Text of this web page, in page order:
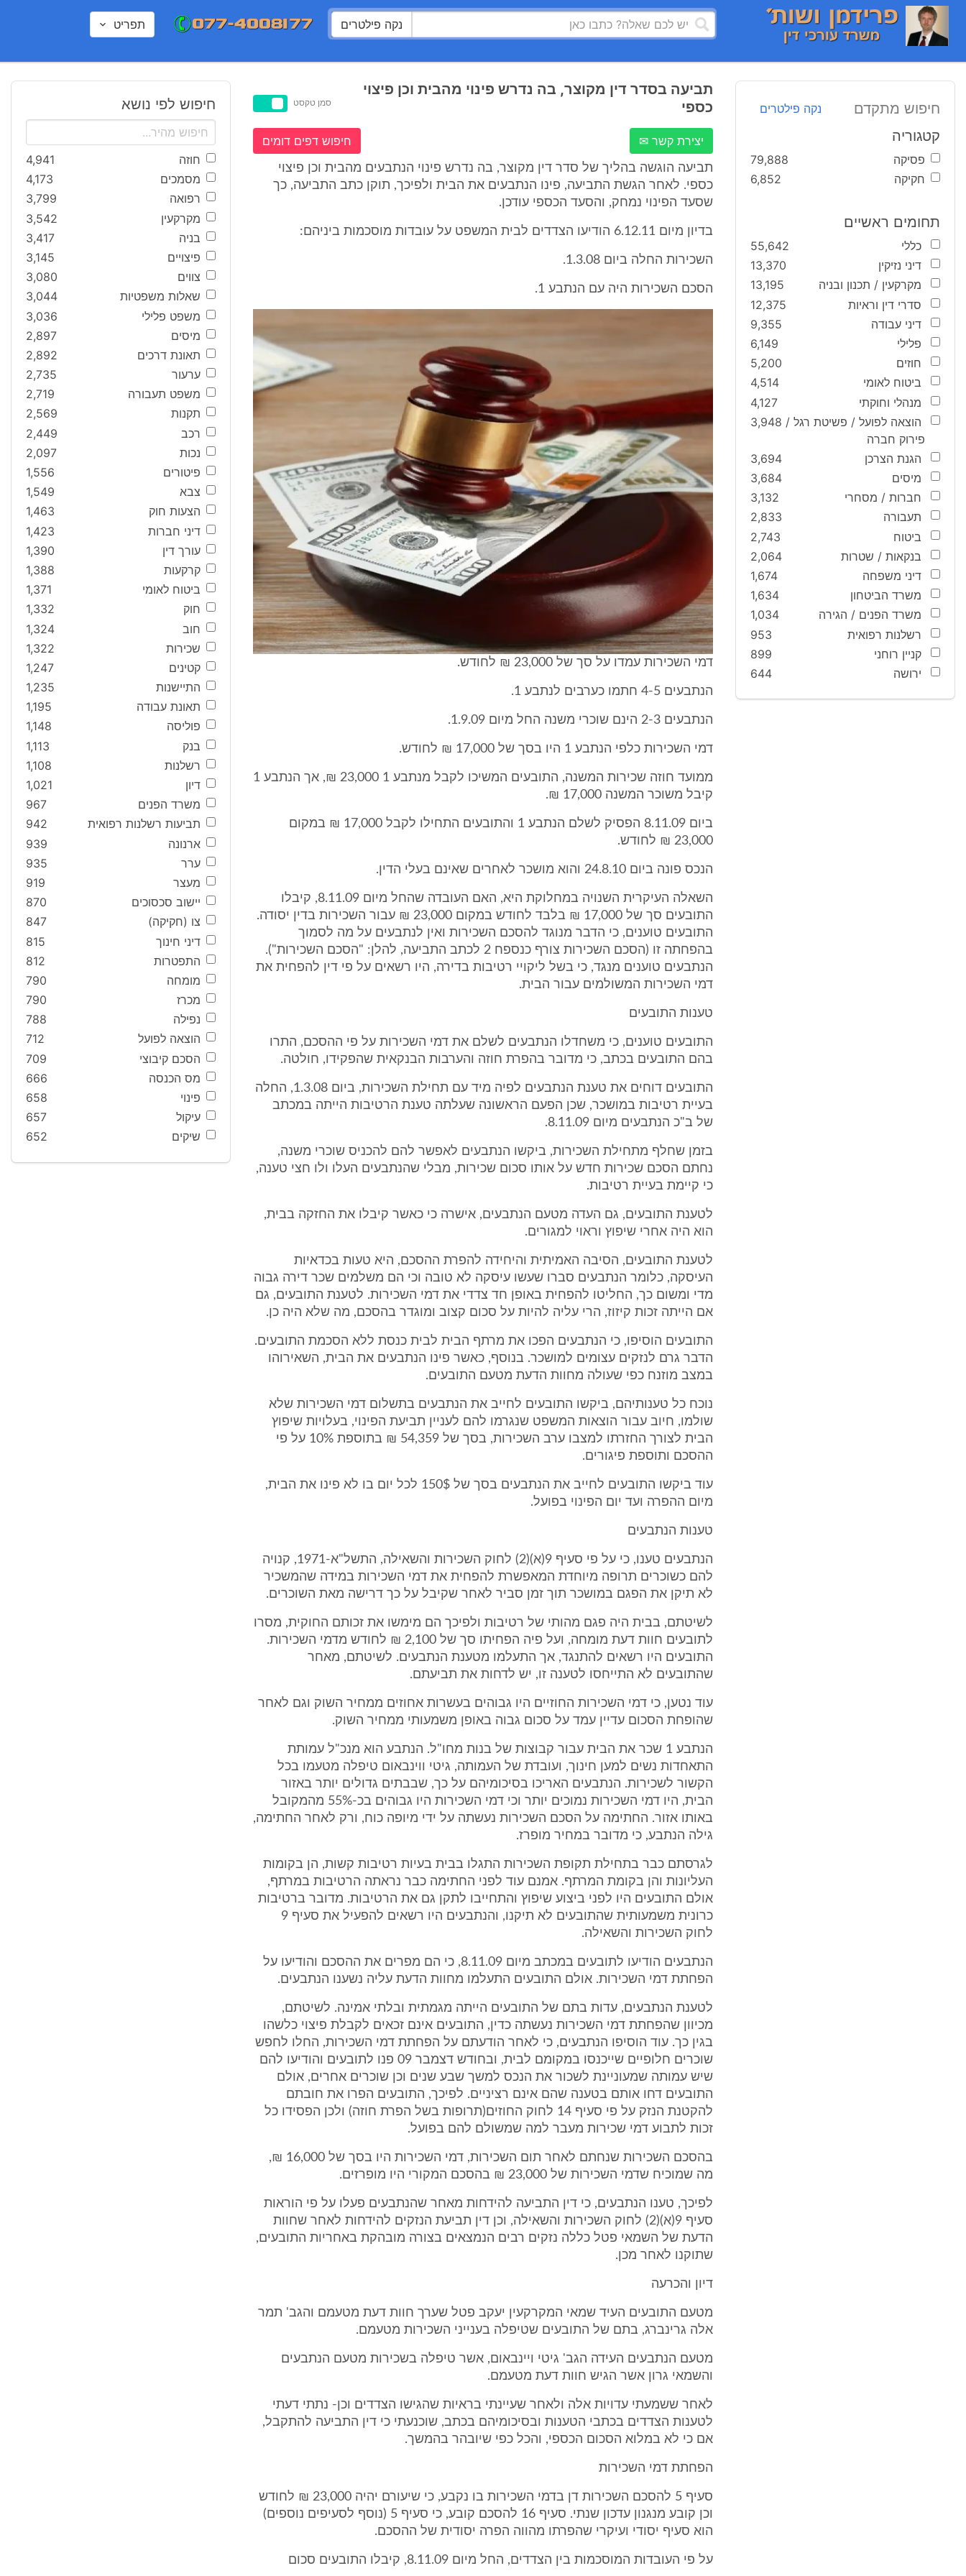
נקה פילטרים תפריט
חיפוש מתקדם נקה פילטרים
קטגוריה
פסיקה
79,888
חקיקה
6,852
תחומים ראשיים
כללי
55,642
דיני נזיקין
13,370
מקרקעין / תכנון ובניה
13,195
סדרי דין וראיות
12,375
דיני עבודה
9,355
פלילי
6,149
חוזים
5,200
ביטוח לאומי
4,514
מנהלי וחוקתי
4,127
הוצאה לפועל / פשיטת רגל /
פירוק חברה
3,948
הגנת הצרכן
3,694
מיסים
3,684
חברות / מסחרי
3,132
תעבורה
2,833
ביטוח
2,743
בנקאות / שטרות
2,064
דיני משפחה
1,674
משרד הביטחון
1,634
משרד הפנים / הגירה
1,034
רשלנות רפואית
953
קניין רוחני
899
ירושה
644
תביעה בסדר דין מקוצר, בה נדרש פינוי מהבית וכן פיצוי
כספי
סמן טקסט
יצירת קשר ✉ חיפוש דפים דומים
תביעה הוגשה בהליך של סדר דין מקוצר, בה נדרש פינוי הנתבעים מהבית וכן פיצוי
כספי. לאחר הגשת התביעה, פינו הנתבעים את הבית ולפיכך, תוקן כתב התביעה, כך
שסעד הפינוי נמחק, והסעד הכספי עודכן.
בדיון מיום 6.12.11 הודיעו הצדדים לבית המשפט על עובדות מוסכמות ביניהם:
השכירות החלה ביום 1.3.08.
הסכם השכירות היה עם הנתבע 1.
דמי השכירות עמדו על סך של 23,000 ₪ לחודש.
הנתבעים 4-5 חתמו כערבים לנתבע 1.
הנתבעים 2-3 הינם שוכרי משנה החל מיום 1.9.09.
דמי השכירות כלפי הנתבע 1 היו בסך של 17,000 ₪ לחודש.
ממועד חוזה שכירות המשנה, התובעים המשיכו לקבל מנתבע 1 23,000 ₪, אך הנתבע 1
קיבל משוכר המשנה 17,000 ₪.
ביום 8.11.09 הפסיק לשלם הנתבע 1 והתובעים התחילו לקבל 17,000 ₪ במקום
23,000 ₪ לחודש.
הנכס פונה ביום 24.8.10 והוא מושכר לאחרים שאינם בעלי הדין.
השאלה העיקרית השנויה במחלוקת היא, האם העובדה שהחל מיום 8.11.09, קיבלו
התובעים סך של 17,000 ₪ בלבד לחודש במקום 23,000 ₪ עבור השכירות בדין יסודה.
התובעים טוענים, כי הדבר מנוגד להסכם השכירות ואין לנתבעים על מה לסמוך
בהפחתה זו (הסכם השכירות צורף כנספח 2 לכתב התביעה, להלן: "הסכם השכירות").
הנתבעים טוענים מנגד, כי בשל ליקויי רטיבות בדירה, היו רשאים על פי דין להפחית את
דמי השכירות המשולמים עבור הבית.
טענות התובעים
התובעים טוענים, כי משחדלו הנתבעים לשלם את דמי השכירות על פי ההסכם, התרו
בהם התובעים בכתב, כי מדובר בהפרת חוזה והערבות הבנקאית שהפקידו, חולטה.
התובעים דוחים את טענת הנתבעים לפיה מיד עם תחילת השכירות, ביום 1.3.08, החלה
בעיית רטיבות במושכר, שכן הפעם הראשונה שעלתה טענת הרטיבות הייתה במכתב
של ב"כ הנתבעים מיום 8.11.09.
בזמן שחלף מתחילת השכירות, ביקשו הנתבעים לאפשר להם להכניס שוכרי משנה,
נחתם הסכם שכירות חדש על אותו סכום שכירות, מבלי שהנתבעים העלו ולו חצי טענה,
כי קיימת בעיית רטיבות.
לטענת התובעים, גם העדה מטעם הנתבעים, אישרה כי כאשר קיבלו את החזקה בבית,
הוא היה אחרי שיפוץ וראוי למגורים.
לטענת התובעים, הסיבה האמיתית והיחידה להפרת ההסכם, היא טעות בכדאיות
העיסקה, כלומר הנתבעים סברו שעשו עיסקה לא טובה וכי הם משלמים שכר דירה גבוה
מדי ומשום כך, החליטו להפחית באופן חד צדדי את דמי השכירות. לטענת התובעים, גם
אם הייתה זכות קיזוז, הרי עליה להיות על סכום קצוב ומוגדר בהסכם, מה שלא היה כן.
התובעים הוסיפו, כי הנתבעים הפכו את מרתף הבית לבית כנסת ללא הסכמת התובעים.
הדבר גרם לנזקים עצומים למושכר. בנוסף, כאשר פינו הנתבעים את הבית, השאירוהו
במצב מוזנח כפי שעולה מחוות הדעת מטעם התובעים.
נוכח כל טענותיהם, ביקשו התובעים לחייב את הנתבעים בתשלום דמי השכירות שלא
שולמו, חיוב עבור הוצאות המשפט שנגרמו להם לעניין תביעת הפינוי, בעלויות שיפוץ
הבית לצורך החזרתו למצבו ערב השכירות, בסך של 54,359 ₪ בתוספת 10% על פי
ההסכם ותוספת פיגורים.
עוד ביקשו התובעים לחייב את הנתבעים בסך של 150$ לכל יום בו לא פינו את הבית,
מיום ההפרה ועד יום הפינוי בפועל.
טענות הנתבעים
הנתבעים טענו, כי על פי סעיף 9(א)(2) לחוק השכירות והשאילה, התשל"א-1971, קנויה
להם כשוכרים תרופה מיוחדת המאפשרת להפחית את דמי השכירות במידה שהמשכיר
לא תיקן את הפגם במושכר תוך זמן סביר לאחר שקיבל על כך דרישה מאת השוכרים.
לשיטתם, בבית היה פגם מהותי של רטיבות ולפיכך הם מימשו את זכותם החוקית, מסרו
לתובעים חוות דעת מומחה, ועל פיה הפחיתו סך של 2,100 ₪ לחודש מדמי השכירות.
התובעים היו רשאים להתנגד, אך התעלמו מטענת הנתבעים. לשיטתם, מאחר
שהתובעים לא התייחסו לטענה זו, יש לדחות את תביעתם.
עוד נטען, כי דמי השכירות החוזיים היו גבוהים בעשרות אחוזים ממחיר השוק וגם לאחר
שהופחת הסכום עדיין עמד על סכום גבוה באופן משמעותי ממחיר השוק.
הנתבע 1 שכר את הבית עבור קבוצות של בנות מחו"ל. הנתבע הוא מנכ"ל עמותת
התאחדות נשים למען חינוך, ועובדת של העמותה, גיטי ווינבאום טיפלה מטעמו בכל
הקשור לשכירות. הנתבעים האריכו בסיכומיהם על כך, שבבתים גדולים יותר באזור
הבית, היו דמי השכירות נמוכים יותר וכי דמי השכירות היו גבוהים בכ-55% מהמקובל
באותו אזור. החתימה על הסכם השכירות נעשתה על ידי מיופה כוח, ורק לאחר החתימה,
גילה הנתבע, כי מדובר במחיר מופרז.
לגרסתם כבר בתחילת תקופת השכירות התגלו בבית בעיות רטיבות קשות, הן בקומות
העליונות והן בקומת המרתף. אמנם עוד לפני החתימה כבר נראתה הרטיבות במרתף,
אולם התובעים היו לפני ביצוע שיפוץ והתחייבו לתקן גם את הרטיבות. מדובר ברטיבות
כרונית משמעותית שהתובעים לא תיקנו, והנתבעים היו רשאים להפעיל את סעיף 9
לחוק השכירות והשאילה.
הנתבעים הודיעו לתובעים במכתב מיום 8.11.09, כי הם מפרים את ההסכם והודיעו על
הפחתת דמי השכירות. אולם התובעים התעלמו מחוות הדעת עליה נשענו הנתבעים.
לטענת הנתבעים, עדות בתם של התובעים הייתה מגמתית ובלתי אמינה. לשיטתם,
מכיוון שהפחתת דמי השכירות נעשתה כדין, התובעים אינם זכאים לקבלת פיצוי כלשהו
בגין כך. עוד הוסיפו הנתבעים, כי לאחר הודעתם על הפחתת דמי השכירות, החלו לחפש
שוכרים חלופיים שייכנסו במקומם לבית, ובחודש דצמבר 09 פנו לתובעים והודיעו להם
שיש עמותה שמעוניינת לשכור את הנכס למשך שבע שנים וכן שוכרים אחרים, אולם
התובעים דחו אותם בטענה שהם אינם רציניים. לפיכך, התובעים הפרו את חובתם
להקטנת הנזק על פי סעיף 14 לחוק החוזים(תרופות בשל הפרת חוזה) ולכן הפסידו כל
זכות לתבוע דמי שכירות מעבר למה שמשולם להם בפועל.
בהסכם השכירות שנחתם לאחר תום השכירות, דמי השכירות היו בסך של 16,000 ₪,
מה שמוכיח שדמי השכירות של 23,000 ₪ בהסכם המקורי היו מופרזים.
לפיכך, טענו הנתבעים, כי דין התביעה להידחות מאחר שהנתבעים פעלו על פי הוראות
סעיף 9(א)(2) לחוק השכירות והשאילה, וכן דין תביעת הנזקים להידחות לאחר שחוות
הדעת של השמאי פטל כללה נזקים רבים הנמצאים בצורה מובהקת באחריות התובעים,
שתוקנו לאחר מכן.
דיון והכרעה
מטעם התובעים העיד שמאי המקרקעין יעקב פטל שערך חוות דעת מטעמם והגב' תמר
אלה גרינברג, בתם של התובעים שטיפלה בענייני השכירות מטעמם.
מטעם הנתבעים העידה הגב' גיטי ויינבאום, אשר טיפלה בשכירות מטעם הנתבעים
והשמאי גרון אשר הגיש חוות דעת מטעמם.
לאחר ששמעתי עדויות אלה ולאחר שעיינתי בראיות שהגישו הצדדים וכן- נתתי דעתי
לטענות הצדדים בכתבי הטענות ובסיכומיהם בכתב, שוכנעתי כי דין התביעה להתקבל,
אם כי לא במלוא הסכום הכספי, והכל כפי שיובהר בהמשך.
הפחתת דמי השכירות
סעיף 5 להסכם השכירות דן בדמי השכירות בו נקבע, כי שיעורם יהיה 23,000 ₪ לחודש
וכן קובע מנגנון עדכון שנתי. סעיף 16 להסכם קובע, כי סעיף 5 (נוסף לסעיפים נוספים)
הוא סעיף יסודי ועיקרי שהפרתו מהווה הפרה יסודית של ההסכם.
על פי העובדות המוסכמות בין הצדדים, החל מיום 8.11.09, קיבלו התובעים סכום
חיפוש לפי נושא
חוזה
4,941
מסמכים
4,173
רפואה
3,799
מקרקעין
3,542
בניה
3,417
פיצויים
3,145
צווים
3,080
שאלות משפטיות
3,044
משפט פלילי
3,036
מיסים
2,897
תאונת דרכים
2,892
ערעור
2,735
משפט תעבורה
2,719
תקנות
2,569
רכב
2,449
נכות
2,097
פיטורים
1,556
צבא
1,549
הצעות חוק
1,463
דיני חברות
1,423
עורך דין
1,390
קרקעות
1,388
ביטוח לאומי
1,371
חוק
1,332
חוב
1,324
שכירות
1,322
קטינים
1,247
התיישנות
1,235
תאונת עבודה
1,195
פוליסה
1,148
בנק
1,113
רשלנות
1,108
דיון
1,021
משרד הפנים
967
תביעות רשלנות רפואית
942
ארנונה
939
ערר
935
מעצר
919
יישוב סכסוכים
870
צו (חקיקה)
847
דיני חינוך
815
התפטרות
812
מומחה
790
מכרז
790
נפילה
788
הוצאה לפועל
712
הסכם קיבוצי
709
מס הכנסה
666
פינוי
658
עיקול
657
שיקים
652